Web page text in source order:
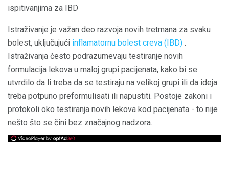
ispitivanjima za IBD
Istraživanje je važan deo razvoja novih tretmana za svaku
bolest, uključujući inflamatornu bolest creva (IBD) .
Istraživanja često podrazumevaju testiranje novih
formulacija lekova u maloj grupi pacijenata, kako bi se
utvrdilo da li treba da se testiraju na velikoj grupi ili da ideja
treba potpuno preformulisati ili napustiti. Postoje zakoni i
protokoli oko testiranja novih lekova kod pacijenata - to nije
nešto što se čini bez značajnog nadzora.